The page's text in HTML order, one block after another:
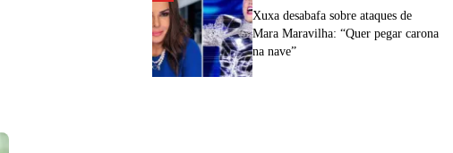
Xuxa desabafa sobre ataques de
Mara Maravilha: “Quer pegar carona
na nave”